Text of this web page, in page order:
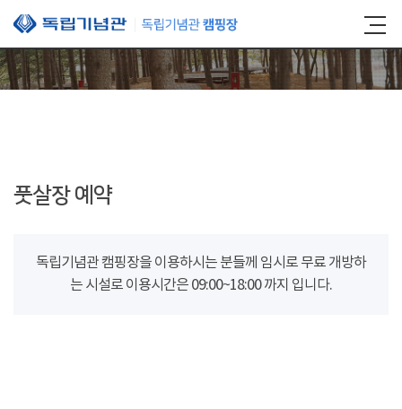
본문 바로가기
풋살장 예약
독립기념관 캠핑장을 이용하시는 분들께 임시로 무료 개방하
는 시설로 이용시간은 09:00~18:00 까지 입니다.